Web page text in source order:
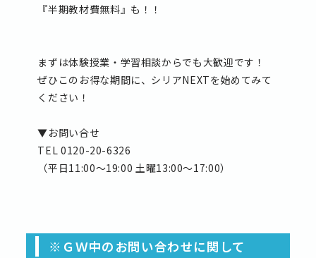
『半期教材費無料』も！！
まずは体験授業・学習相談からでも大歓迎です！
ぜひこのお得な期間に、シリアNEXTを始めてみて
ください！
▼お問い合せ
TEL 0120-20-6326
（平日11:00〜19:00 土曜13:00〜17:00）
※ＧＷ中のお問い合わせに関して